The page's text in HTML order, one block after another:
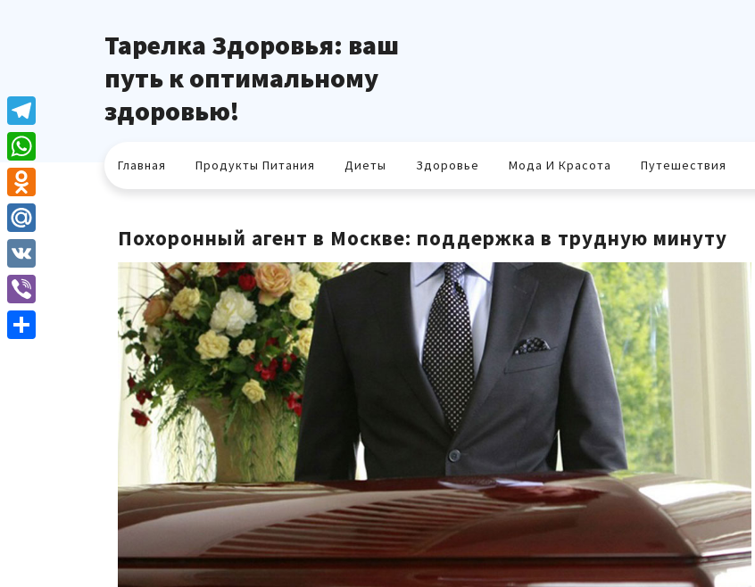
Тарелка Здоровья: ваш
путь к оптимальному
здоровью!
Главная Продукты Питания Диеты Здоровье Мода И Красота Путешествия
Похоронный агент в Москве: поддержка в трудную минуту
Telegram
WhatsApp
Odnoklassniki
Mail.Ru
VK
Viber